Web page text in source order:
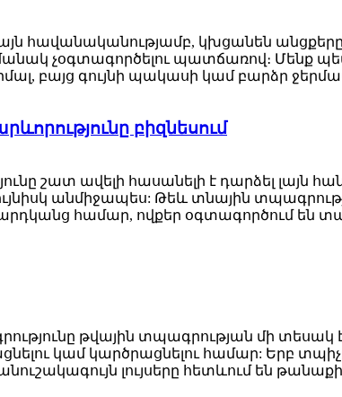
հավանականությամբ, կխցանեն
չօգտագործելու պատճառով։ Մենք
բայց գույնի պակասի կամ բարձր
բիզնեսում
շատ ավելի հասանելի է դարձել լայն
անմիջապես: Թեև տնային
համար, ովքեր օգտագործում են
թվային տպագրության մի տեսակ
կամ կարծրացնելու համար: Երբ
լույսերը հետևում են